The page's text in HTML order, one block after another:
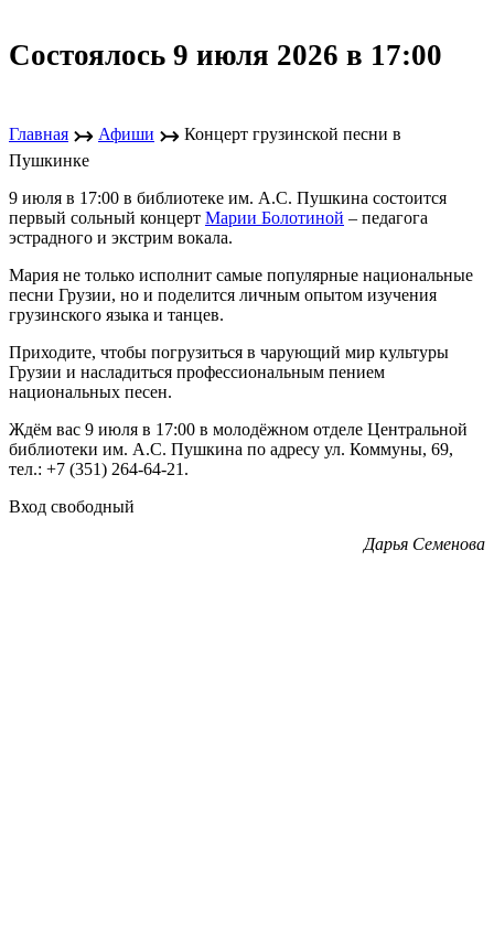
Состоялось 9 июля 2026 в 17:00
Главная ↣ Афиши ↣ Концерт грузинской песни в
Пушкинке
9 июля в 17:00 в библиотеке им. А.С. Пушкина состоится
первый сольный концерт Марии Болотиной – педагога
эстрадного и экстрим вокала.
Мария не только исполнит самые популярные национальные
песни Грузии, но и поделится личным опытом изучения
грузинского языка и танцев.
Приходите, чтобы погрузиться в чарующий мир культуры
Грузии и насладиться профессиональным пением
национальных песен.
Ждём вас 9 июля в 17:00 в молодёжном отделе Центральной
библиотеки им. А.С. Пушкина по адресу ул. Коммуны, 69,
тел.: +7 (351) 264-64-21.
Вход свободный
Дарья Семенова